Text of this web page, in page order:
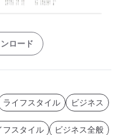
ロード
ライフスタイル ビジネス
フスタイル ビジネス全般